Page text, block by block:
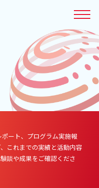
ート、プログラム実施報
これまでの実績と活動内容
談や成果をご確認くださ